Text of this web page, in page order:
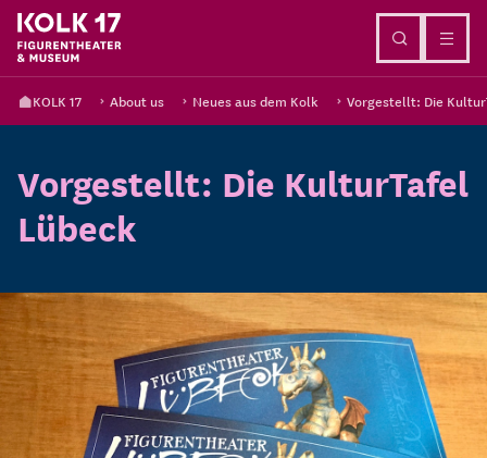
KOLK 17 About us Neues aus dem Kolk Vorgestellt: Die
Vorgestellt: Die KulturTafel
Lübeck